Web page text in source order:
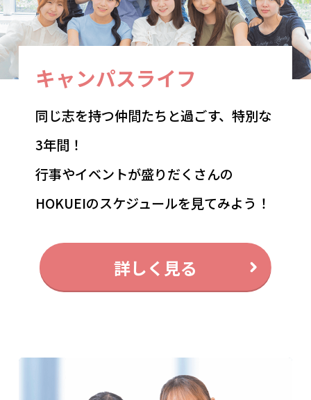
キャンパスライフ
同じ志を持つ仲間たちと過ごす、特別な
3年間！
行事やイベントが盛りだくさんの
HOKUEIのスケジュールを見てみよう！
詳しく見る